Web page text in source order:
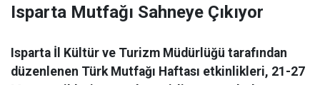
Isparta Mutfağı Sahneye Çıkıyor
Isparta İl Kültür ve Turizm Müdürlüğü tarafından
düzenlenen Türk Mutfağı Haftası etkinlikleri, 21-27